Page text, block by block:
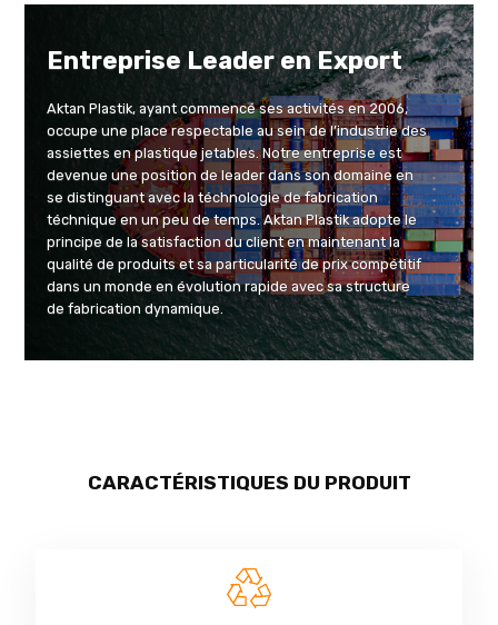
Entreprise Leader en Export
Aktan Plastik, ayant commencé ses activités en 2006,
occupe une place respectable au sein de l’industrie des
assiettes en plastique jetables. Notre entreprise est
devenue une position de leader dans son domaine en
se distinguant avec la téchnologie de fabrication
téchnique en un peu de temps. Aktan Plastik adopte le
principe de la satisfaction du client en maintenant la
qualité de produits et sa particularité de prix compétitif
dans un monde en évolution rapide avec sa structure
de fabrication dynamique.
CARACTÉRISTIQUES DU PRODUIT